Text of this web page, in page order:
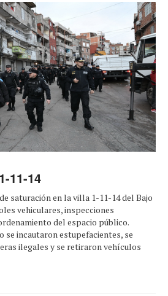
11-14
saturación en la villa 1-11-14 del Bajo
vehiculares, inspecciones
del espacio público.
incautaron estupefacientes, se
ilegales y se retiraron vehículos